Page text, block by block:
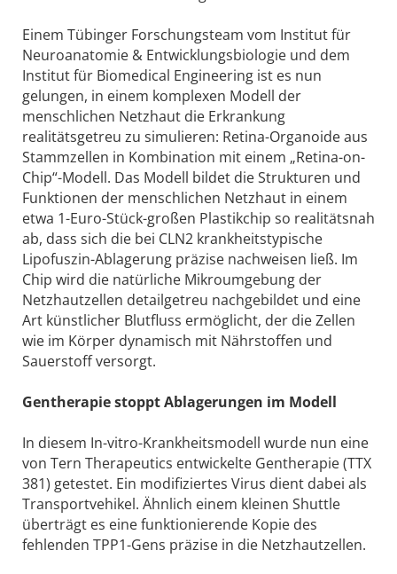
Einem Tübinger Forschungsteam vom Institut für
Neuroanatomie & Entwicklungsbiologie und dem
Institut für Biomedical Engineering ist es nun
gelungen, in einem komplexen Modell der
menschlichen Netzhaut die Erkrankung
realitätsgetreu zu simulieren: Retina-Organoide aus
Stammzellen in Kombination mit einem „Retina-on-
Chip“-Modell. Das Modell bildet die Strukturen und
Funktionen der menschlichen Netzhaut in einem
etwa 1-Euro-Stück-großen Plastikchip so realitätsnah
ab, dass sich die bei CLN2 krankheitstypische
Lipofuszin-Ablagerung präzise nachweisen ließ. Im
Chip wird die natürliche Mikroumgebung der
Netzhautzellen detailgetreu nachgebildet und eine
Art künstlicher Blutfluss ermöglicht, der die Zellen
wie im Körper dynamisch mit Nährstoffen und
Sauerstoff versorgt.
Gentherapie stoppt Ablagerungen im Modell
In diesem In-vitro-Krankheitsmodell wurde nun eine
von Tern Therapeutics entwickelte Gentherapie (TTX
381) getestet. Ein modifiziertes Virus dient dabei als
Transportvehikel. Ähnlich einem kleinen Shuttle
überträgt es eine funktionierende Kopie des
fehlenden TPP1-Gens präzise in die Netzhautzellen.